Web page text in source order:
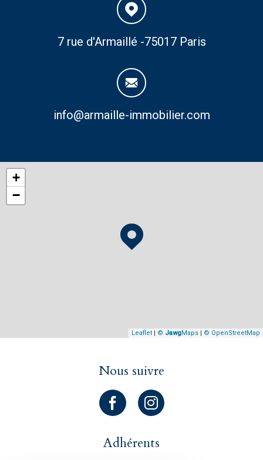
info@armaille-immobilier.com
7 rue d'Armaillé -75017 Paris
+
−
Leaflet © JawgMaps © OpenStreetMap
Nous suivre
Adhérents